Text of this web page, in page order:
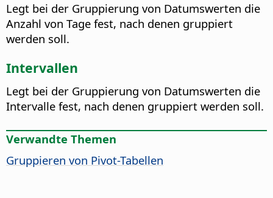
Legt bei der Gruppierung von Datumswerten die
Anzahl von Tage fest, nach denen gruppiert
werden soll.
Intervallen
Legt bei der Gruppierung von Datumswerten die
Intervalle fest, nach denen gruppiert werden soll.
Verwandte Themen
Gruppieren von Pivot-Tabellen